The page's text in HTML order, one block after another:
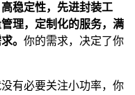
稳定性，先进封装工
理，定制化的服务，满
。 你的需求，决定了你
有必要关注小功率，你